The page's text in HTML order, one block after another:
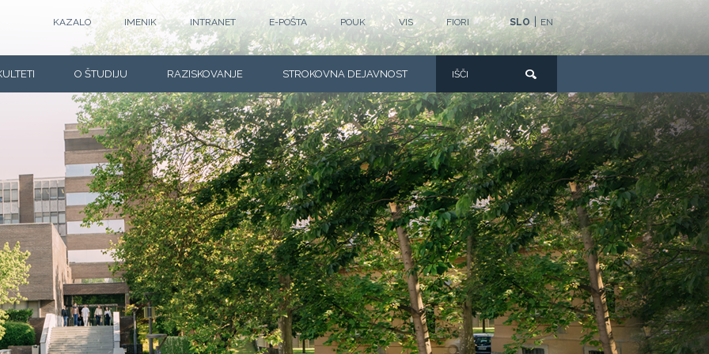
SLO EN
KAZALO IMENIK INTRANET E-POŠTA POUK VIS FIORI
O ŠTUDIJU RAZISKOVANJE STROKOVNA DEJAVNOST